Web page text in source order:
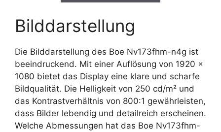
Bilddarstellung
Die Bilddarstellung des Boe Nv173fhm-n4g ist
beeindruckend. Mit einer Auflösung von 1920 x
1080 bietet das Display eine klare und scharfe
Bildqualität. Die Helligkeit von 250 cd/m² und
das Kontrastverhältnis von 800:1 gewährleisten,
dass Bilder lebendig und detailreich erscheinen.
Welche Abmessungen hat das Boe Nv173fhm-